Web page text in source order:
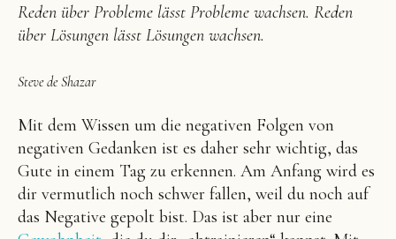
Reden über Probleme lässt Probleme wachsen. Reden
über Lösungen lässt Lösungen wachsen.
Steve de Shazar
Mit dem Wissen um die negativen Folgen von
negativen Gedanken ist es daher sehr wichtig, das
Gute in einem Tag zu erkennen. Am Anfang wird es
dir vermutlich noch schwer fallen, weil du noch auf
das Negative gepolt bist. Das ist aber nur eine